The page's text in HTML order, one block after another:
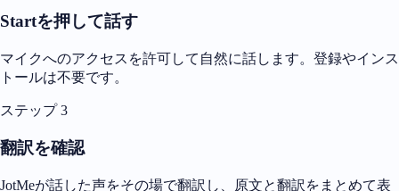
Startを押して話す
マイクへのアクセスを許可して自然に話します。登録やインス
トールは不要です。
ステップ 3
翻訳を確認
JotMeが話した声をその場で翻訳し、原文と翻訳をまとめて表